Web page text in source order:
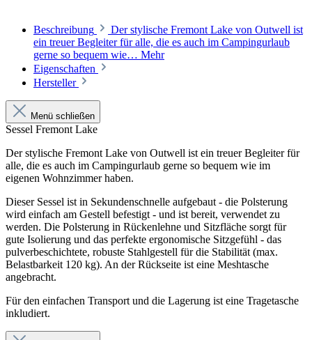
Beschreibung
Der stylische Fremont Lake von Outwell ist
ein treuer Begleiter für alle, die es auch im Campingurlaub
gerne so bequem wie… Mehr
Eigenschaften
Hersteller
Menü schließen
Sessel Fremont Lake
Der stylische Fremont Lake von Outwell ist ein treuer Begleiter für
alle, die es auch im Campingurlaub gerne so bequem wie im
eigenen Wohnzimmer haben.
Dieser Sessel ist in Sekundenschnelle aufgebaut - die Polsterung
wird einfach am Gestell befestigt - und ist bereit, verwendet zu
werden. Die Polsterung in Rückenlehne und Sitzfläche sorgt für
gute Isolierung und das perfekte ergonomische Sitzgefühl - das
pulverbeschichtete, robuste Stahlgestell für die Stabilität (max.
Belastbarkeit 120 kg). An der Rückseite ist eine Meshtasche
angebracht.
Für den einfachen Transport und die Lagerung ist eine Tragetasche
inkludiert.